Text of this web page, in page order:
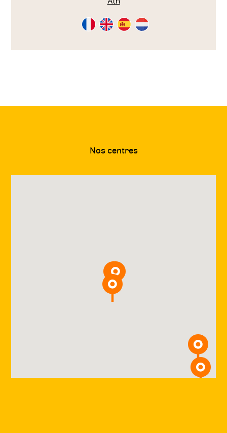
Consultation
en
Consultation
en
Consultation
en
Consultation
en
Nos centres